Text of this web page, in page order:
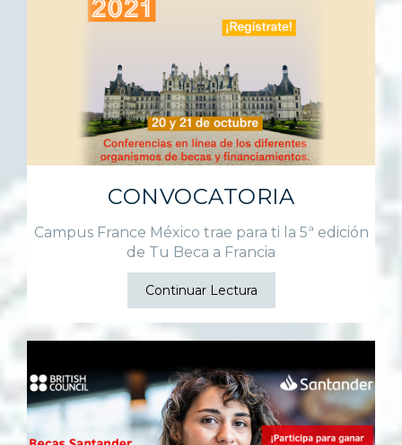
CONVOCATORIA
Campus France México trae para ti la 5ª edición
de Tu Beca a Francia
Continuar Lectura